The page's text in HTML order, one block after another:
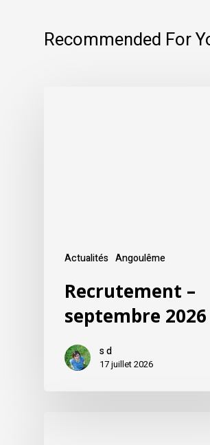
Recommended For
Actualités Angoulême
Recrutement –
septembre 2026
s d
17 juillet 2026